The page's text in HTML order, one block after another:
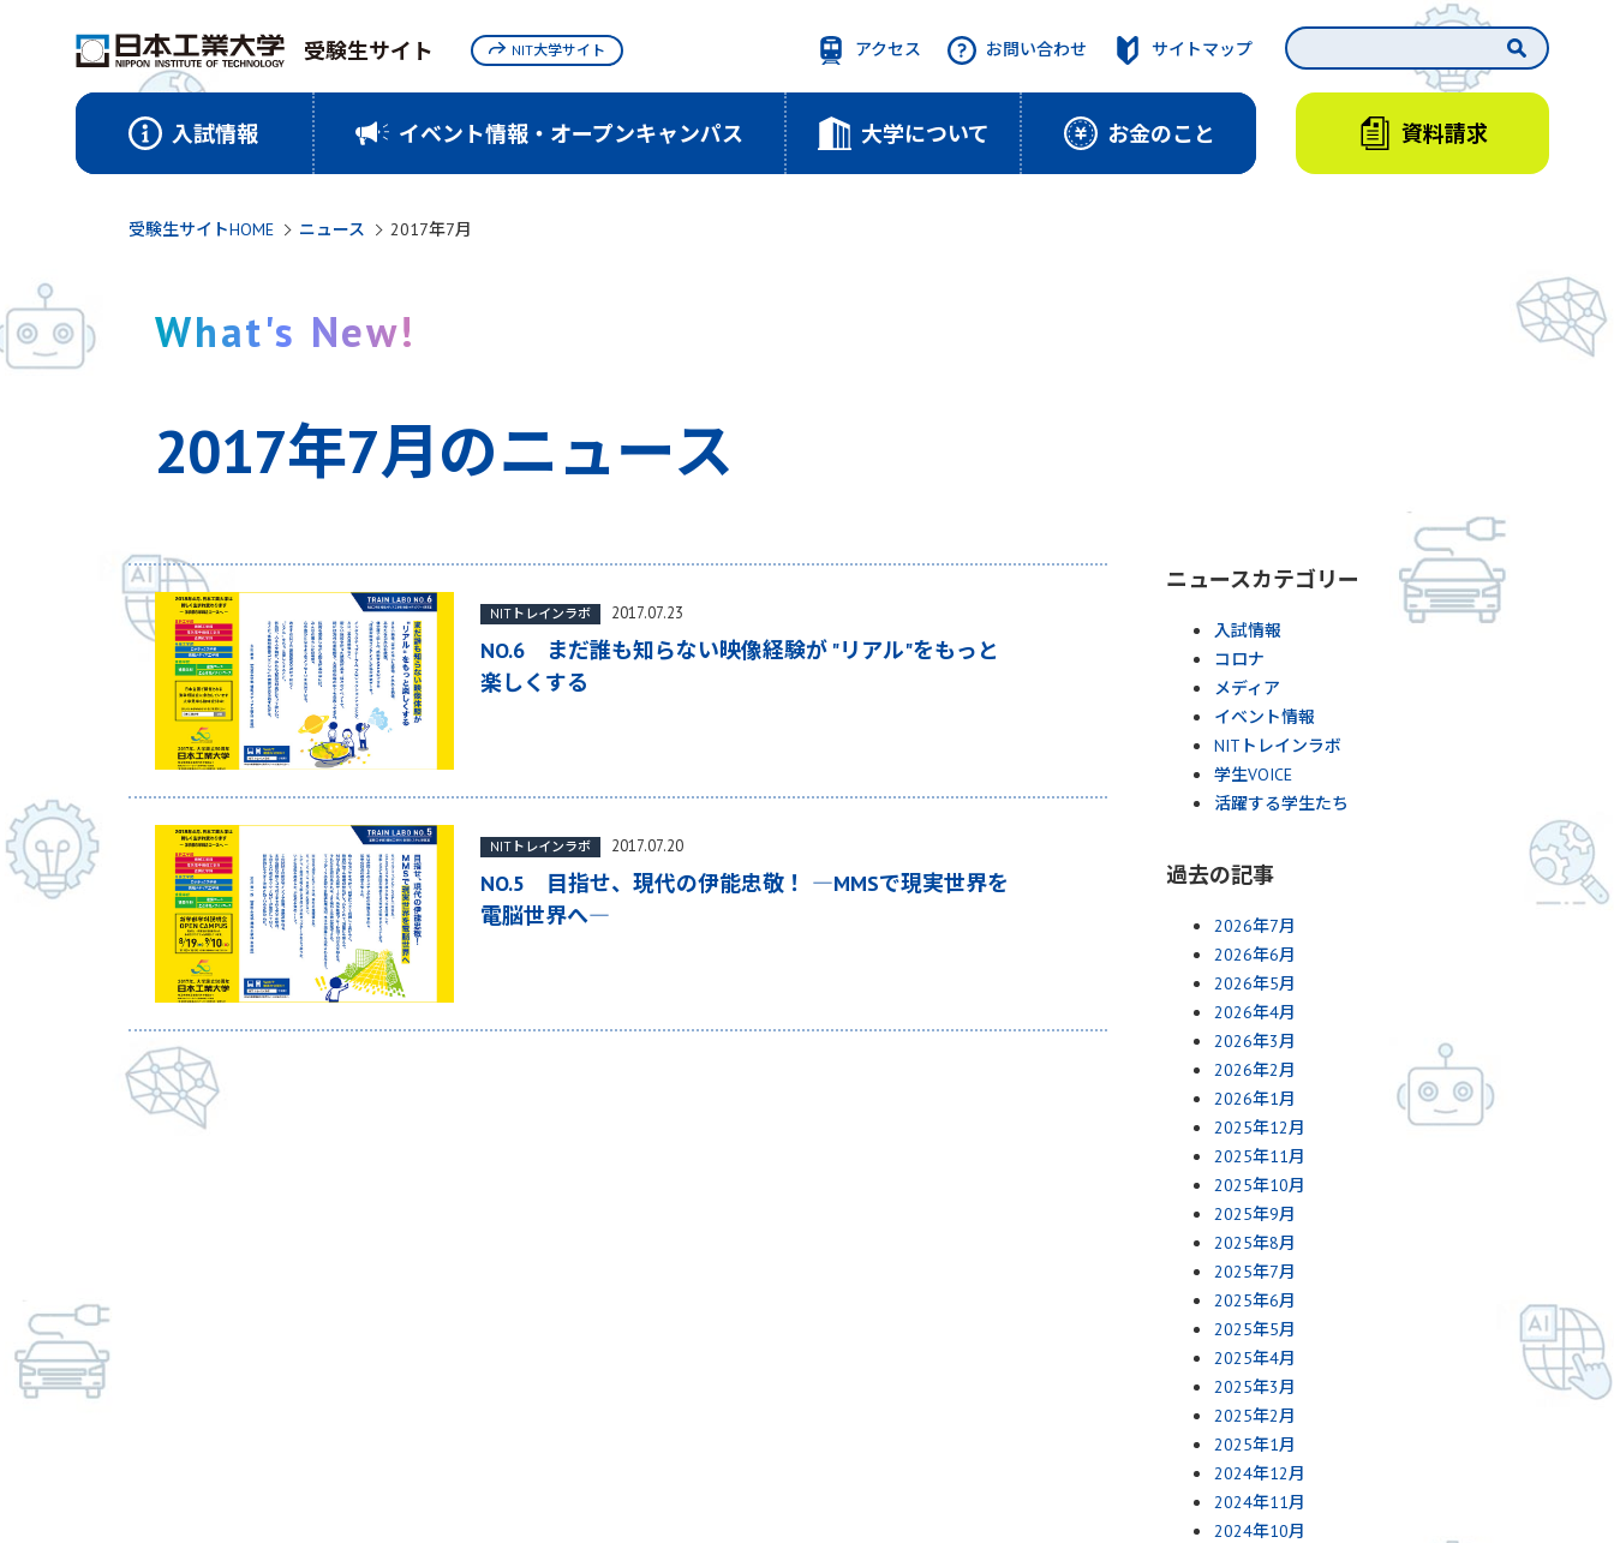
受験生サイト
入試情報 イベント情報・オープンキャンパス 大学について お金のこと
アクセス お問い合わせ サイトマップ
資料請求
NIT大学サイト
受験生サイトHOME ニュース 2017年7月
What's New!
2017年7月のニュース
NO.6 まだ誰も知らない映像経験が "リアル"をもっと
楽しくする
NITトレインラボ 2017.07.23
NO.5 目指せ、現代の伊能忠敬！ ―MMSで現実世界を
電脳世界へ―
NITトレインラボ 2017.07.20
ニュースカテゴリー
入試情報
コロナ
メディア
イベント情報
NITトレインラボ
学生VOICE
活躍する学生たち
過去の記事
2026年7月
2026年6月
2026年5月
2026年4月
2026年3月
2026年2月
2026年1月
2025年12月
2025年11月
2025年10月
2025年9月
2025年8月
2025年7月
2025年6月
2025年5月
2025年4月
2025年3月
2025年2月
2025年1月
2024年12月
2024年11月
2024年10月